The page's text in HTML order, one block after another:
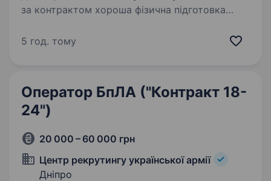
за контрактом хороша фізична підготовка
та дисципліна придатність до служби
5 год. тому
Оператор БпЛА ("Контракт 18-
24")
20 000 – 60 000 грн
Центр рекрутингу української армії
Дніпро